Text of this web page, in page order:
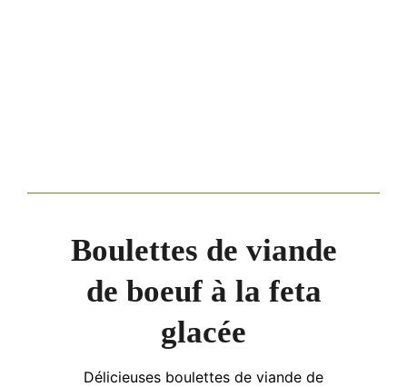
Boulettes de viande
de boeuf à la feta
glacée
Délicieuses boulettes de viande de